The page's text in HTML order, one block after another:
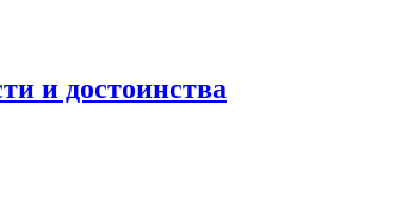
и достоинства